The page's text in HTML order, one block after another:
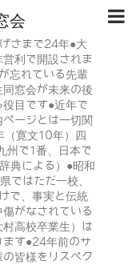
会
さまで24年●大
利で開設されま
忘れている先輩
窓会が未来の後
目です●近年で
ージとは一切関
（寛文10年）四
州で1番、日本で
典による）●昭和
ではただ一校、
で、事実と伝統
がなされている
高校卒業生）は
ます●24年前のサ
皆様をリスペク